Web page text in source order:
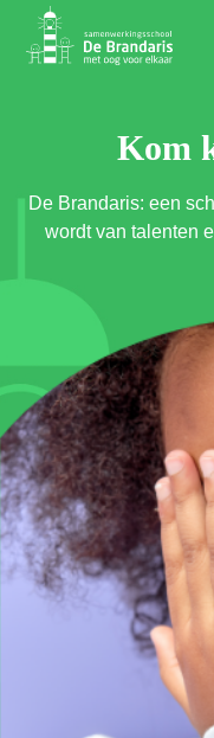
Kom
De Brandaris: een
wordt van talenten